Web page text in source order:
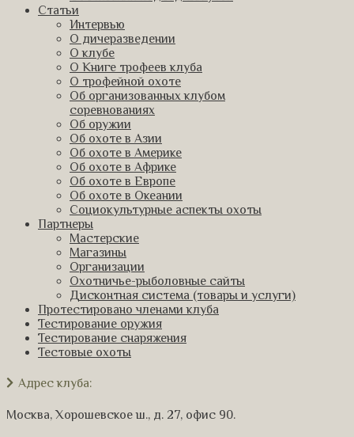
Статьи
Интервью
О дичеразведении
О клубе
О Книге трофеев клуба
О трофейной охоте
Об организованных клубом
соревнованиях
Об оружии
Об охоте в Азии
Об охоте в Америке
Об охоте в Африке
Об охоте в Европе
Об охоте в Океании
Социокультурные аспекты охоты
Партнеры
Мастерские
Магазины
Организации
Охотничье-рыболовные сайты
Дисконтная система (товары и услуги)
Протестировано членами клуба
Тестирование оружия
Тестирование снаряжения
Тестовые охоты
Адрес клуба:
Москва, Хорошевское ш., д. 27, офис 90.